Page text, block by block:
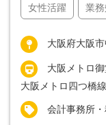
女性活躍 業
大阪府大阪
大阪メトロ
大阪メトロ四つ橋
会計事務所